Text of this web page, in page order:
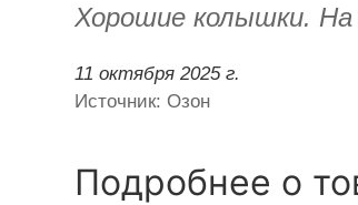
Хорошие колышки. На
11 октября 2025 г.
Источник: Озон
Подробнее о